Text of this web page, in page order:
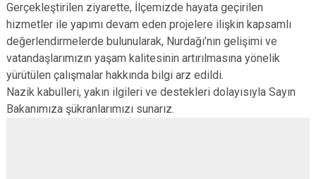
Yavuzeli
Gerçekleştirilen ziyarette, İlçemizde hayata geçirilen
hizmetler ile yapımı devam eden projelere ilişkin kapsamlı
değerlendirmelerde bulunularak, Nurdağı’nın gelişimi ve
vatandaşlarımızın yaşam kalitesinin artırılmasına yönelik
yürütülen çalışmalar hakkında bilgi arz edildi.
Nazik kabulleri, yakın ilgileri ve destekleri dolayısıyla Sayın
Bakanımıza şükranlarımızı sunarız.